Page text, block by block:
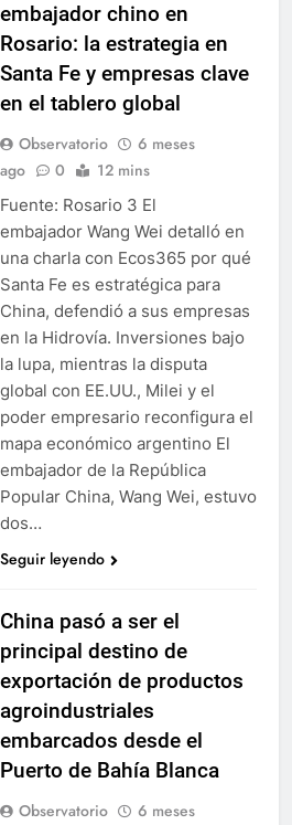
embajador chino en
Rosario: la estrategia en
Santa Fe y empresas clave
en el tablero global
Observatorio
6 meses
ago
0 12 mins
Fuente: Rosario 3 El
embajador Wang Wei detalló en
una charla con Ecos365 por qué
Santa Fe es estratégica para
China, defendió a sus empresas
en la Hidrovía. Inversiones bajo
la lupa, mientras la disputa
global con EE.UU., Milei y el
poder empresario reconfigura el
mapa económico argentino El
embajador de la República
Popular China, Wang Wei, estuvo
dos…
Seguir leyendo
China pasó a ser el
principal destino de
exportación de productos
agroindustriales
embarcados desde el
Puerto de Bahía Blanca
Observatorio
6 meses